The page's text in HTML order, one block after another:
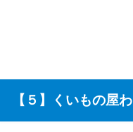
【５】くいもの屋